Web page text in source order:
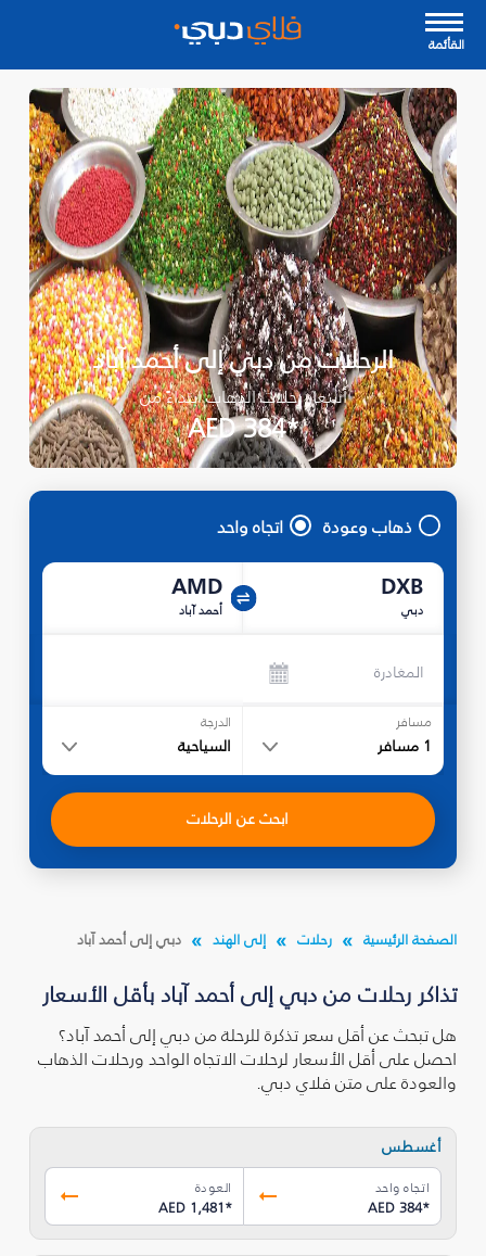
القأئمة
الرحلات من دبي إلى أحمد آباد
أسعار رحلات الذهاب ابتداءً من
*AED 384
ذهاب وعودة اتجاه واحد
DXB
دبي
AMD
أحمد آباد
المغادرة
مسافر
1 مسافر
الدرجة
السياحية
ابحث عن الرحلات
الصفحة الرئيسية رحلات إلى الهند دبي إلى أحمد آباد
تذاكر رحلات من دبي إلى أحمد آباد بأقل الأسعار
هل تبحث عن أقل سعر تذكرة للرحلة من دبي إلى أحمد آباد؟
احصل على أقل الأسعار لرحلات الاتجاه الواحد ورحلات الذهاب
والعودة على متن فلاي دبي.
أغسطس
اتجاه واحد
AED 384*
العودة
AED 1,481*